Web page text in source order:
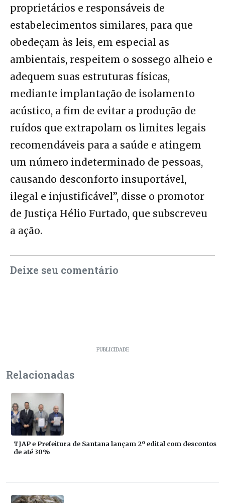
proprietários e responsáveis de
estabelecimentos similares, para que
obedeçam às leis, em especial as
ambientais, respeitem o sossego alheio e
adequem suas estruturas físicas,
mediante implantação de isolamento
acústico, a fim de evitar a produção de
ruídos que extrapolam os limites legais
recomendáveis para a saúde e atingem
um número indeterminado de pessoas,
causando desconforto insuportável,
ilegal e injustificável”, disse o promotor
de Justiça Hélio Furtado, que subscreveu
a ação.
Deixe seu comentário
PUBLICIDADE
Relacionadas
TJAP e Prefeitura de Santana lançam 2º edital com descontos
de até 30%